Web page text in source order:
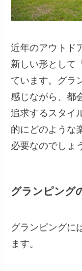
近年のアウトド
新しい形として
ています。グラ
感じながら、都
追求するスタイ
的にどのような
必要なのでしょ
グランピング
グランピングに
ます。